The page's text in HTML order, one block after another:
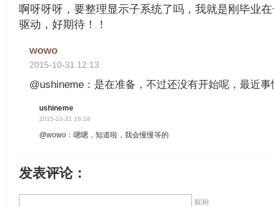
啊呀呀呀，要整理显示子系统了吗，我就是刚毕业
驱动，好期待！！
wowo
2015-10-31 12:13
@ushineme：是在准备，不过还没有开始呢，最近
ushineme
2015-10-31 16:18
@wowo：嗯嗯，知道啦，我会慢慢等的
发表评论：
昵称